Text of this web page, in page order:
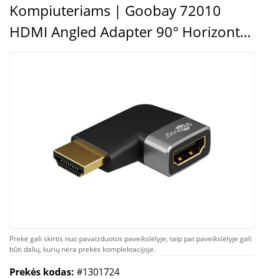
Kompiuteriams | Goobay 72010
HDMI Angled Adapter 90° Horizontal,
8K at 60 Hz, Gold-Plated, Black/Silver
Prekė gali skirtis nuo pavaizduotos paveikslėlyje, taip pat paveikslėlyje gali
būti dalių, kurių nėra prekės komplektacijoje.
Prekės kodas: #1301724